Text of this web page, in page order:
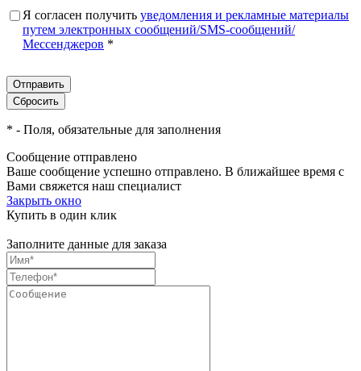
Я согласен получить уведомления и рекламные материалы
путем электронных сообщений/SMS-сообщений/
Мессенджеров *
* - Поля, обязательные для заполнения
Сообщение отправлено
Ваше сообщение успешно отправлено. В ближайшее время с
Вами свяжется наш специалист
Закрыть окно
Купить в один клик
Заполните данные для заказа